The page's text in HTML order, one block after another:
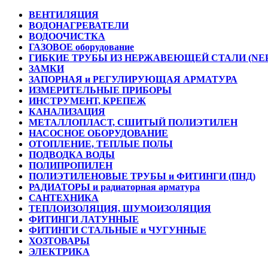
ВЕНТИЛЯЦИЯ
ВОДОНАГРЕВАТЕЛИ
ВОДООЧИСТКА
ГАЗОВОЕ оборудование
ГИБКИЕ ТРУБЫ ИЗ НЕРЖАВЕЮЩЕЙ СТАЛИ
ЗАМКИ
ЗАПОРНАЯ и РЕГУЛИРУЮЩАЯ АРМАТУРА
ИЗМЕРИТЕЛЬНЫЕ ПРИБОРЫ
ИНСТРУМЕНТ, КРЕПЕЖ
КАНАЛИЗАЦИЯ
МЕТАЛЛОПЛАСТ, СШИТЫЙ ПОЛИЭТИЛЕН
НАСОСНОЕ ОБОРУДОВАНИЕ
ОТОПЛЕНИЕ, ТЕПЛЫЕ ПОЛЫ
ПОДВОДКА ВОДЫ
ПОЛИПРОПИЛЕН
ПОЛИЭТИЛЕНОВЫЕ ТРУБЫ и ФИТИНГИ (ПНД)
РАДИАТОРЫ и радиаторная арматура
САНТЕХНИКА
ТЕПЛОИЗОЛЯЦИЯ, ШУМОИЗОЛЯЦИЯ
ФИТИНГИ ЛАТУННЫЕ
ФИТИНГИ СТАЛЬНЫЕ и ЧУГУННЫЕ
ХОЗТОВАРЫ
ЭЛЕКТРИКА